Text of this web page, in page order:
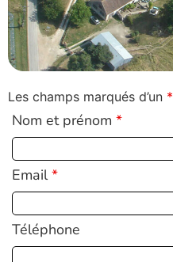
Les champs marqués d’un *
Nom et prénom *
Email*
Téléphone